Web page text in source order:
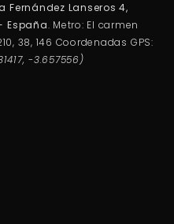
Fernández Lanseros 4,
España. Metro: El carmen
38, 146 Coordenadas GPS:
-3.657556)